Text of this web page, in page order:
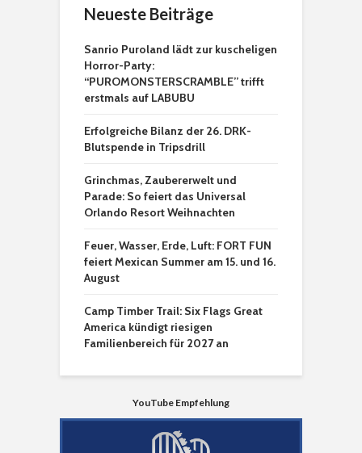
Neueste Beiträge
Sanrio Puroland lädt zur kuscheligen
Horror-Party:
“PUROMONSTERSCRAMBLE” trifft
erstmals auf LABUBU
Erfolgreiche Bilanz der 26. DRK-
Blutspende in Tripsdrill
Grinchmas, Zaubererwelt und
Parade: So feiert das Universal
Orlando Resort Weihnachten
Feuer, Wasser, Erde, Luft: FORT FUN
feiert Mexican Summer am 15. und 16.
August
Camp Timber Trail: Six Flags Great
America kündigt riesigen
Familienbereich für 2027 an
YouTube Empfehlung